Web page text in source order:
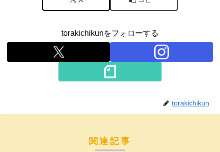
torakichikunをフォローする
torakichikun
関連記事